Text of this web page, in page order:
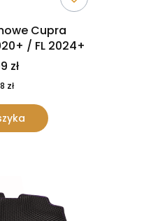
Cupra
/ FL 2024+
zł
zł